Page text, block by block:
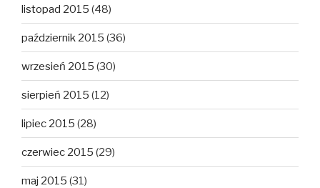
listopad 2015 (48)
październik 2015 (36)
wrzesień 2015 (30)
sierpień 2015 (12)
lipiec 2015 (28)
czerwiec 2015 (29)
maj 2015 (31)